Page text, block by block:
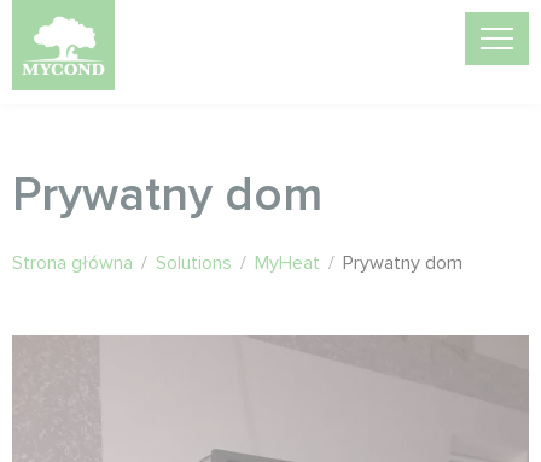
Prywatny dom
Strona główna / Solutions / MyHeat / Prywatny dom